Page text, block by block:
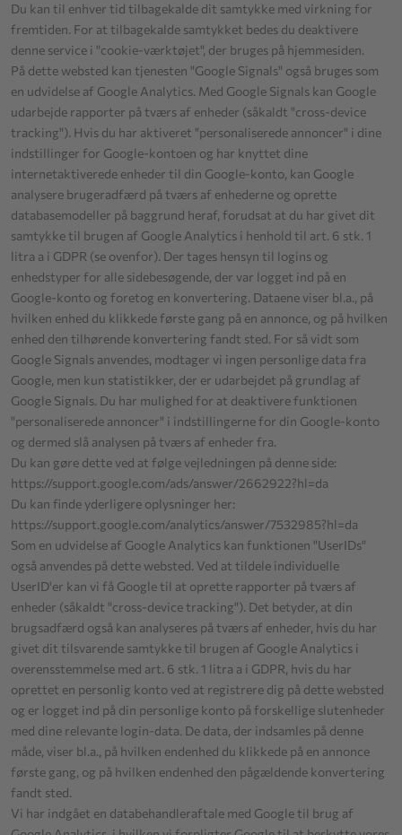
Du kan til enhver tid tilbagekalde dit samtykke med virkning for
fremtiden. For at tilbagekalde samtykket bedes du deaktivere
denne service i "cookie-værktøjet", der bruges på hjemmesiden.
På dette websted kan tjenesten "Google Signals" også bruges som
en udvidelse af Google Analytics. Med Google Signals kan Google
udarbejde rapporter på tværs af enheder (såkaldt "cross-device
tracking"). Hvis du har aktiveret "personaliserede annoncer" i dine
indstillinger for Google-kontoen og har knyttet dine
internetaktiverede enheder til din Google-konto, kan Google
analysere brugeradfærd på tværs af enhederne og oprette
databasemodeller på baggrund heraf, forudsat at du har givet dit
samtykke til brugen af Google Analytics i henhold til art. 6 stk. 1
litra a i GDPR (se ovenfor). Der tages hensyn til logins og
enhedstyper for alle sidebesøgende, der var logget ind på en
Google-konto og foretog en konvertering. Dataene viser bl.a., på
hvilken enhed du klikkede første gang på en annonce, og på hvilken
enhed den tilhørende konvertering fandt sted. For så vidt som
Google Signals anvendes, modtager vi ingen personlige data fra
Google, men kun statistikker, der er udarbejdet på grundlag af
Google Signals. Du har mulighed for at deaktivere funktionen
"personaliserede annoncer" i indstillingerne for din Google-konto
og dermed slå analysen på tværs af enheder fra.
Du kan gøre dette ved at følge vejledningen på denne side:
https://support.google.com/ads/answer/2662922?hl=da
Du kan finde yderligere oplysninger her:
https://support.google.com/analytics/answer/7532985?hl=da
Som en udvidelse af Google Analytics kan funktionen "UserIDs"
også anvendes på dette websted. Ved at tildele individuelle
UserID'er kan vi få Google til at oprette rapporter på tværs af
enheder (såkaldt "cross-device tracking"). Det betyder, at din
brugsadfærd også kan analyseres på tværs af enheder, hvis du har
givet dit tilsvarende samtykke til brugen af Google Analytics i
overensstemmelse med art. 6 stk. 1 litra a i GDPR, hvis du har
oprettet en personlig konto ved at registrere dig på dette websted
og er logget ind på din personlige konto på forskellige slutenheder
med dine relevante login-data. De data, der indsamles på denne
måde, viser bl.a., på hvilken endenhed du klikkede på en annonce
første gang, og på hvilken endenhed den pågældende konvertering
fandt sted.
Vi har indgået en databehandleraftale med Google til brug af